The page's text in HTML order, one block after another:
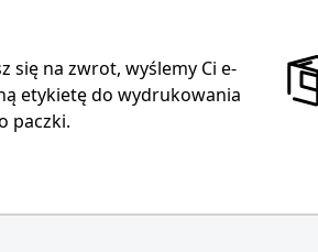
się na zwrot, wyślemy Ci e-
etykietę do wydrukowania
paczki.